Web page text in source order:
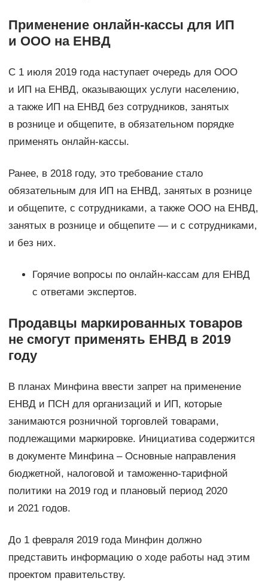
Применение онлайн-кассы для ИП
и ООО на ЕНВД
С 1 июля 2019 года наступает очередь для ООО
и ИП на ЕНВД, оказывающих услуги населению,
а также ИП на ЕНВД без сотрудников, занятых
в рознице и общепите, в обязательном порядке
применять онлайн-кассы.
Ранее, в 2018 году, это требование стало
обязательным для ИП на ЕНВД, занятых в рознице
и общепите, с сотрудниками, а также ООО на ЕНВД,
занятых в рознице и общепите — и с сотрудниками,
и без них.
Горячие вопросы по онлайн-кассам для ЕНВД
с ответами экспертов.
Продавцы маркированных товаров
не смогут применять ЕНВД в 2019
году
В планах Минфина ввести запрет на применение
ЕНВД и ПСН для организаций и ИП, которые
занимаются розничной торговлей товарами,
подлежащими маркировке. Инициатива содержится
в документе Минфина – Основные направления
бюджетной, налоговой и таможенно-тарифной
политики на 2019 год и плановый период 2020
и 2021 годов.
До 1 февраля 2019 года Минфин должно
представить информацию о ходе работы над этим
проектом правительству.